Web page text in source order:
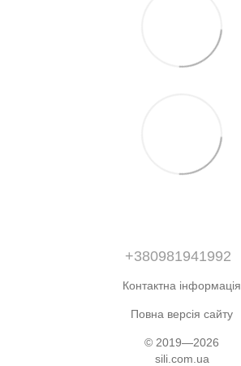
+380981941992
Контактна інформація
Повна версія сайту
© 2019—2026
sili.com.ua